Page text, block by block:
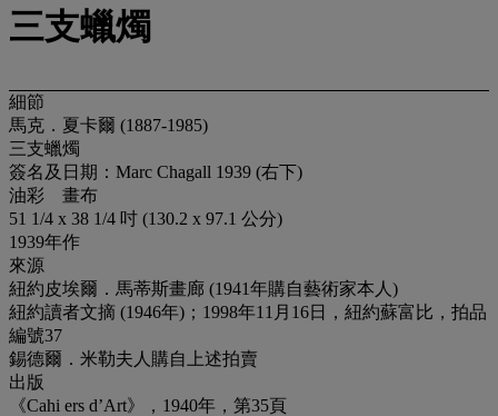
三支蠟燭
細節
馬克．夏卡爾 (1887-1985)
三支蠟燭
簽名及日期：Marc Chagall 1939 (右下)
油彩 畫布
51 1/4 x 38 1/4 吋 (130.2 x 97.1 公分)
1939年作
來源
紐約皮埃爾．馬蒂斯畫廊 (1941年購自藝術家本人)
紐約讀者文摘 (1946年)；1998年11月16日，紐約蘇富比，拍品
編號37
錫德爾．米勒夫人購自上述拍賣
出版
《Cahi ers d’Art》，1940年，第35頁